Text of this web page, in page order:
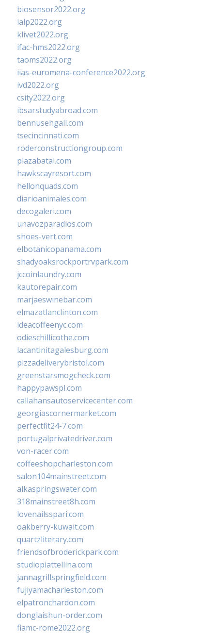
biosensor2022.org
ialp2022.org
klivet2022.org
ifac-hms2022.org
taoms2022.org
iias-euromena-conference2022.org
ivd2022.org
csity2022.org
ibsarstudyabroad.com
bennusehgall.com
tsecincinnati.com
roderconstructiongroup.com
plazabatai.com
hawkscayresort.com
hellonquads.com
diarioanimales.com
decogaleri.com
unavozparadios.com
shoes-vert.com
elbotanicopanama.com
shadyoaksrockportrvpark.com
jccoinlaundry.com
kautorepair.com
marjaeswinebar.com
elmazatlanclinton.com
ideacoffeenyc.com
odieschillicothe.com
lacantinitagalesburg.com
pizzadeliverybristol.com
greenstarsmogcheck.com
happypawspl.com
callahansautoservicecenter.com
georgiascornermarket.com
perfectfit24-7.com
portugalprivatedriver.com
von-racer.com
coffeeshopcharleston.com
salon104mainstreet.com
alkaspringswater.com
318mainstreet8h.com
lovenailsspari.com
oakberry-kuwait.com
quartzliterary.com
friendsofbroderickpark.com
studiopiattellina.com
jannagrillspringfield.com
fujiyamacharleston.com
elpatronchardon.com
donglaishun-order.com
fiamc-rome2022.org